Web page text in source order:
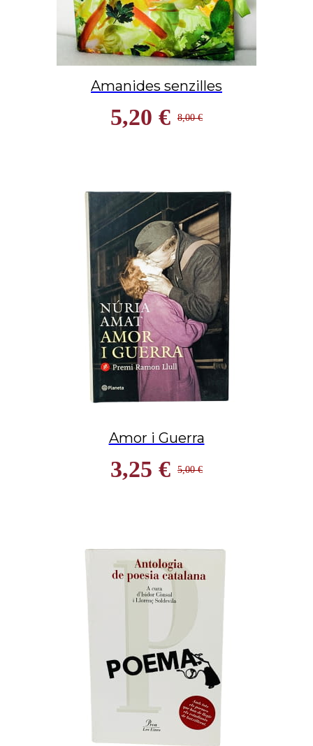
Amanides senzilles
8,00 €
5,20 €
Amor i Guerra
5,00 €
3,25 €